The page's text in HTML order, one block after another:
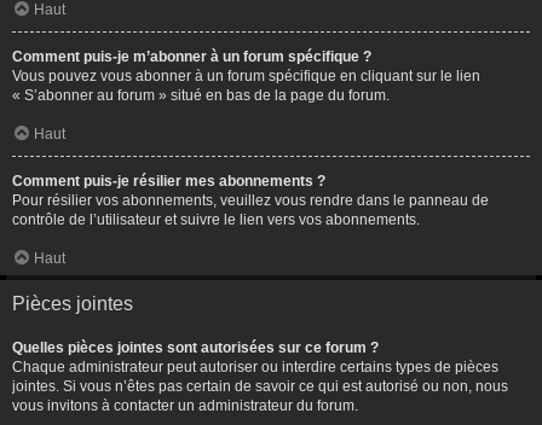
Haut
Comment puis-je m’abonner à un forum spécifique ?
Vous pouvez vous abonner à un forum spécifique en cliquant sur le lien
« S’abonner au forum » situé en bas de la page du forum.
Haut
Comment puis-je résilier mes abonnements ?
Pour résilier vos abonnements, veuillez vous rendre dans le panneau de
contrôle de l’utilisateur et suivre le lien vers vos abonnements.
Haut
Pièces jointes
Quelles pièces jointes sont autorisées sur ce forum ?
Chaque administrateur peut autoriser ou interdire certains types de pièces
jointes. Si vous n’êtes pas certain de savoir ce qui est autorisé ou non, nous
vous invitons à contacter un administrateur du forum.